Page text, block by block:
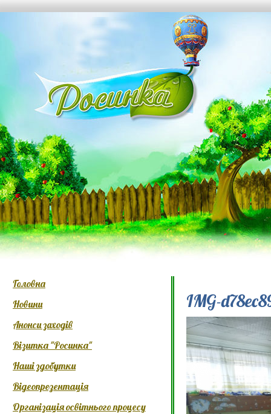
Головна
Новини
Анонси заходів
Візитка "Росинка"
Наші здобутки
Відеопрезентація
Організація освітнього процесу
IMG-